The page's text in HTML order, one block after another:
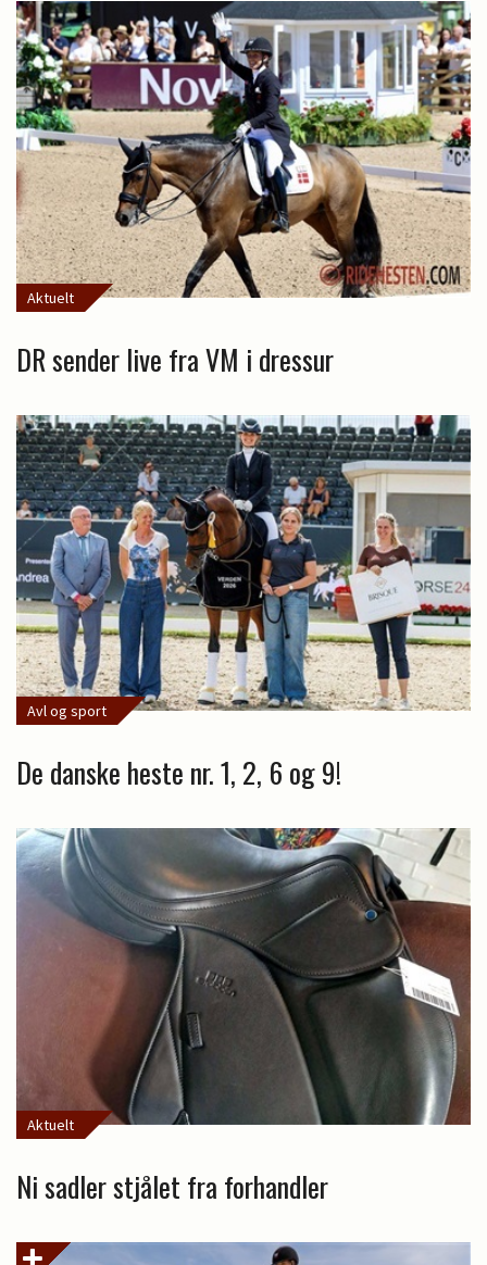
Aktuelt
DR sender live fra VM i dressur
Avl og sport
De danske heste nr. 1, 2, 6 og 9!
Aktuelt
Ni sadler stjålet fra forhandler